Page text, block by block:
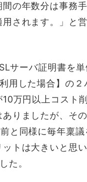
の年数分は事務
されます。」と
サーバ証明書を
用した場合】の２
万円以上コスト
りましたが、そ
と同様に毎年稟
トは大きいと思
た。